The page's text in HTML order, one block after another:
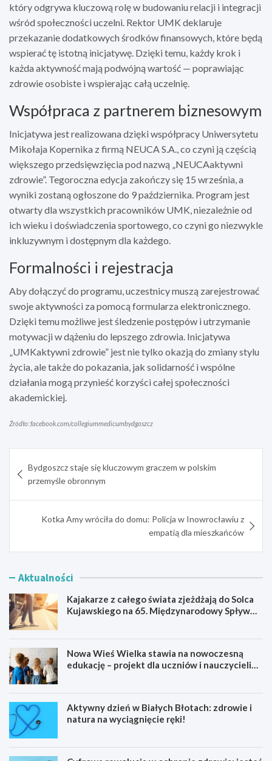
który odgrywa kluczową rolę w budowaniu relacji i integracji
wśród społeczności uczelni. Rektor UMK deklaruje
przekazanie dodatkowych środków finansowych, które będą
wspierać tę istotną inicjatywę. Dzięki temu, każdy krok i
każda aktywność mają podwójną wartość — poprawiając
zdrowie osobiste i wspierając całą uczelnię.
Współpraca z partnerem biznesowym
Inicjatywa jest realizowana dzięki współpracy Uniwersytetu
Mikołaja Kopernika z firmą NEUCA S.A., co czyni ją częścią
większego przedsięwzięcia pod nazwą „NEUCAaktywni
zdrowie”. Tegoroczna edycja zakończy się 15 września, a
wyniki zostaną ogłoszone do 9 października. Program jest
otwarty dla wszystkich pracowników UMK, niezależnie od
ich wieku i doświadczenia sportowego, co czyni go niezwykle
inkluzywnym i dostępnym dla każdego.
Formalności i rejestracja
Aby dołączyć do programu, uczestnicy muszą zarejestrować
swoje aktywności za pomocą formularza elektronicznego.
Dzięki temu możliwe jest śledzenie postępów i utrzymanie
motywacji w dążeniu do lepszego zdrowia. Inicjatywa
„UMKaktywni zdrowie” jest nie tylko okazją do zmiany stylu
życia, ale także do pokazania, jak solidarność i wspólne
działania mogą przynieść korzyści całej społeczności
akademickiej.
Źródło: facebook.com/collegiummedicumbydgoszcz
wpisu
Bydgoszcz staje się kluczowym graczem w polskim
przemyśle obronnym
Kotka Amy wróciła do domu: Policja w Inowrocławiu z
empatią dla mieszkańców
Aktualności
Kajakarze z całego świata zjeżdżają do Solca
Kujawskiego na 65. Międzynarodowy Spływ
Nowa Wieś Wielka stawia na nowoczesną
edukację – projekt dla uczniów i nauczycieli
Aktywny dzień w Białych Błotach: zdrowie i
natura na wyciągnięcie ręki!